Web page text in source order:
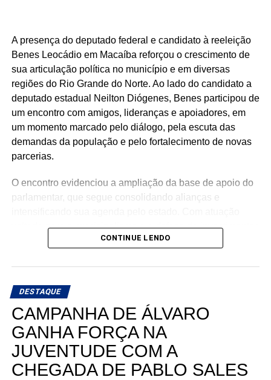
com o povo potiguar. Os números apresentados não são
apenas estatísticas: representam segurança fortalecida,
cultura valorizada, entidades beneficiadas, municípios
atendidos e uma atuação parlamentar que alcança quem
mais precisa.
São centenas de requerimentos, dezenas de patrimônios
culturais reconhecidos, organizações apoiadas e
investimentos que chegam aos municípios por meio de
emendas parlamentares. Um trabalho que demonstra que
fazer política é transformar demandas em soluções.
compromisso com o desenvolvimento do Rio Grande do
Norte. Um mandato presente, atuante e comprometido em
A presença do deputado federal e candidato à reeleição
Benes Leocádio em Macaíba reforçou o crescimento de
sua articulação política no município e em diversas
regiões do Rio Grande do Norte. Ao lado do candidato a
deputado estadual Neilton Diógenes, Benes participou de
um encontro com amigos, lideranças e apoiadores, em
um momento marcado pelo diálogo, pela escuta das
demandas da população e pelo fortalecimento de novas
parcerias.
O encontro evidenciou a ampliação da base de apoio do
parlamentar, que segue consolidando alianças e
voltada para o municipalismo e a defesa de investimentos
para os municípios potiguares, Benes tem reforçado o
desenvolvimento do Rio Grande do Norte.
A mobilização em Macaíba representa mais um passo na
construção de uma campanha que busca ampliar sua
presença em todas as regiões do estado, fortalecendo o
diálogo com a população e reafirmando o compromisso
com o futuro dos potiguares.
CONTINUE LENDO
DESTAQUE
CAMPANHA DE ÁLVARO
GANHA FORÇA NA
JUVENTUDE COM A
CHEGADA DE PABLO SALES